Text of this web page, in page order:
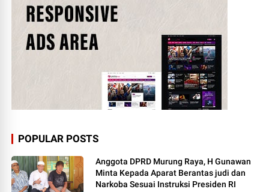
POPULAR POSTS
Anggota DPRD Murung Raya, H Gunawan
Minta Kepada Aparat Berantas judi dan
Narkoba Sesuai Instruksi Presiden RI